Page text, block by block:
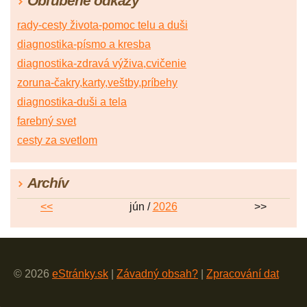
rady-cesty života-pomoc telu a duši
diagnostika-písmo a kresba
diagnostika-zdravá výživa,cvičenie
zoruna-čakry,karty,veštby,príbehy
diagnostika-duši a tela
farebný svet
cesty za svetlom
Archív
<< jún /2026 >>
© 2026 eStránky.sk Závadný obsah? Zpracování dat